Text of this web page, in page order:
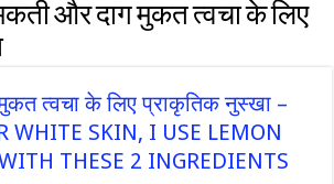
और दाग मुकत त्वचा के लिए
त्वचा के लिए प्राकृतिक नुस्खा –
WHITE SKIN, I USE LEMON
THESE 2 INGREDIENTS